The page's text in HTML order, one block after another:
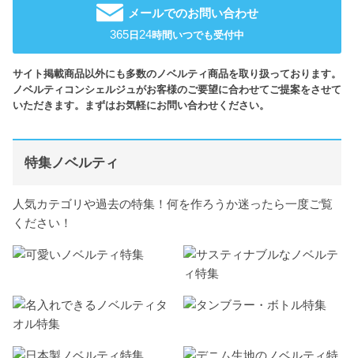
メールでのお問い合わせ
365 日 24時間いつでも受付中
サイト掲載商品以外にも多数のノベルティ商品を取り扱っております。
ノベルティコンシェルジュがお客様のご要望に合わせてご提案をさせて
いただきます。まずはお気軽にお問い合わせください。
特集ノベルティ
人気カテゴリや過去の特集！何を作ろうか迷ったら一度ご覧
ください！